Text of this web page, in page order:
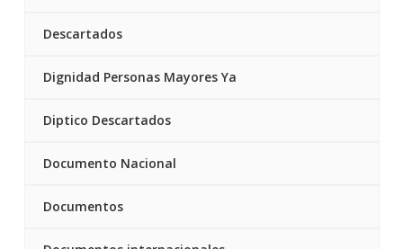
Descartados
Dignidad Personas Mayores Ya
Diptico Descartados
Documento Nacional
Documentos